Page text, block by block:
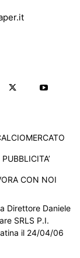
PUBBLICITA’
CON NOI
Direttore Daniele
SRLS P.I.
il 24/04/06